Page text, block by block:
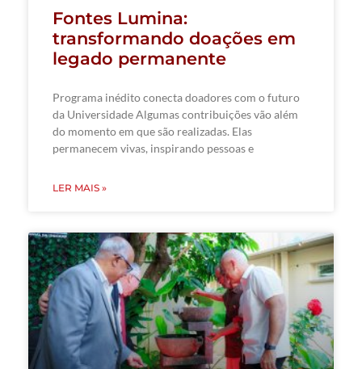
Fontes Lumina:
transformando doações em
legado permanente
Programa inédito conecta doadores com o futuro
da Universidade Algumas contribuições vão além
do momento em que são realizadas. Elas
permanecem vivas, inspirando pessoas e
LER MAIS »